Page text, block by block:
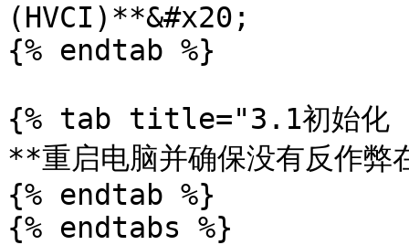
(HVCI)**&#x20;
{% endtab %}
{% tab title="3.1初始化
**重启电脑并确保没有反作弊
{% endtab %}
{% endtabs %}